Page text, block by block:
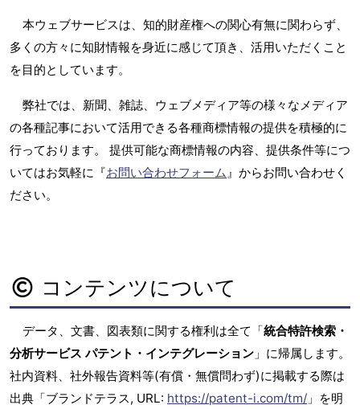
本ウェブサービスは、知的財産権への関心有無に関わらず、
多くの方々に知財情報を身近に感じて頂き、活用いただくこと
を目的としています。
弊社では、新聞、雑誌、ウェブメディア等の様々なメディア
の各種記事において活用できる各種商標情報の提供を積極的に
行っております。 提供可能な商標情報の内容、提供条件等につ
いてはお気軽に『お問い合わせフォーム』からお問い合わせく
ださい。
コンテンツについて
データ、文書、図表類に関する権利は全て「統合特許検索・
分析サービス パテント・インテグレーション 」に帰属します。
社内資料、社外報告資料等(有償・無償問わず)に掲載する際は
出典「ブランドテラス, URL: https://patent-i.com/tm/ 」を明